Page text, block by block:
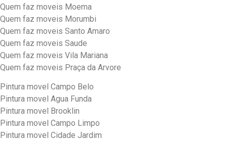
Quem faz moveis Moema
Quem faz moveis Morumbi
Quem faz moveis Santo Amaro
Quem faz moveis Saude
Quem faz moveis Vila Mariana
Quem faz moveis Praça da Arvore
Pintura movel Campo Belo
Pintura movel Agua Funda
Pintura movel Brooklin
Pintura movel Campo Limpo
Pintura movel Cidade Jardim